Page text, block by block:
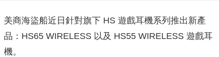
美商海盜船近日針對旗下 HS 遊戲耳機系列推出新產
品：HS65 WIRELESS 以及 HS55 WIRELESS 遊戲耳
機。